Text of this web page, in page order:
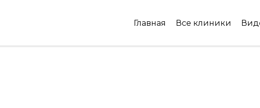
Главная Все клиники